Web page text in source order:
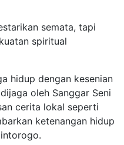
semata, tapi
spiritual
hidup dengan kesenian
oleh Sanggar Seni
cerita lokal seperti
ketenangan hidup